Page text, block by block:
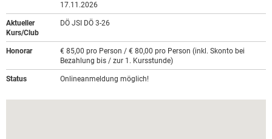
17.11.2026
Aktueller
Kurs/Club
DÖ JSI DÖ 3-26
Honorar
€ 85,00 pro Person / € 80,00 pro Person (inkl. Skonto bei
Bezahlung bis / zur 1. Kursstunde)
Status Onlineanmeldung möglich!